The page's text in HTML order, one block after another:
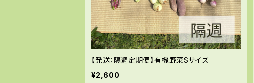
【発送：隔週定期便】有機野菜Sサイズ
¥2,600